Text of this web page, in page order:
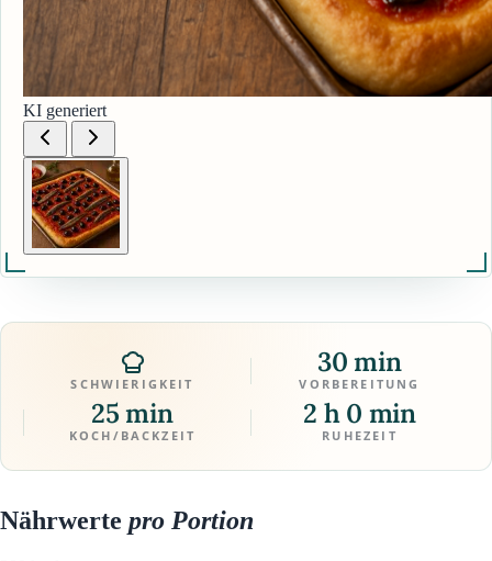
KI generiert
SCHWIERIGKEIT
30 min
VORBEREITUNG
25 min
KOCH/BACKZEIT
2 h 0 min
RUHEZEIT
Nährwerte pro Portion